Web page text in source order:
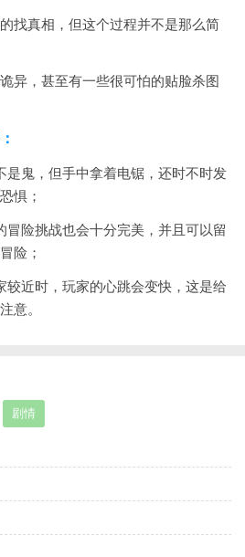
找真相，但这个过程并不是那么简
异，甚至有一些很可怕的贴脸杀图
是鬼，但手中拿着电锯，还时不时发
惧；
冒险挑战也会十分完美，并且可以留
险；
较近时，玩家的心跳会变快，这是给
意。
剧情